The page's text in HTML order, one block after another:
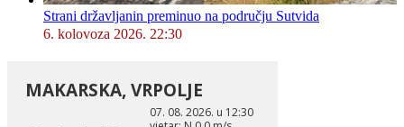
Strani državljanin preminuo na području Sutvida
6. kolovoza 2026. 22:30